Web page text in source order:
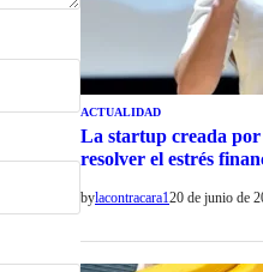
ACTUALIDAD
La startup creada por
resolver el estrés
bylacontracara120 de junio de